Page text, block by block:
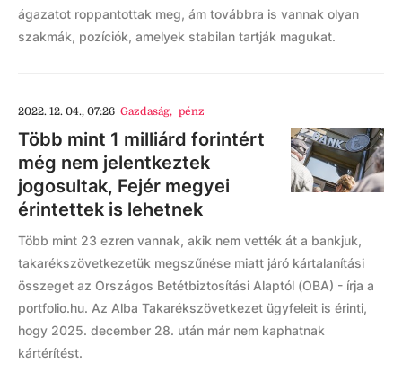
ágazatot roppantottak meg, ám továbbra is vannak olyan
szakmák, pozíciók, amelyek stabilan tartják magukat.
2022. 12. 04., 07:26 Gazdaság, pénz
Több mint 1 milliárd forintért
még nem jelentkeztek
jogosultak, Fejér megyei
érintettek is lehetnek
Több mint 23 ezren vannak, akik nem vették át a bankjuk,
takarékszövetkezetük megszűnése miatt járó kártalanítási
összeget az Országos Betétbiztosítási Alaptól (OBA) - írja a
portfolio.hu. Az Alba Takarékszövetkezet ügyfeleit is érinti,
hogy 2025. december 28. után már nem kaphatnak
kártérítést.